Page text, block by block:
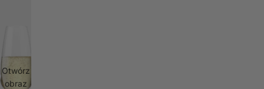
Otwórz
obraz